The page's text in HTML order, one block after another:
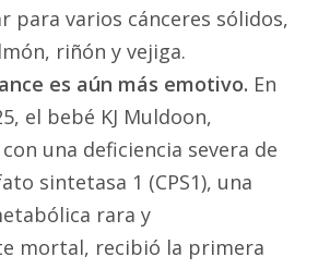
para varios cánceres sólidos,
riñón y vejiga.
es aún más emotivo. En
el bebé KJ Muldoon,
una deficiencia severa de
sintetasa 1 (CPS1), una
rara y
mortal, recibió la primera